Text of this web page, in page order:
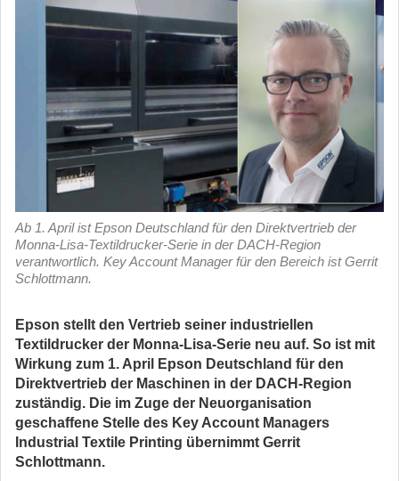
Ab 1. April ist Epson Deutschland für den Direktvertrieb der
Monna-Lisa-Textildrucker-Serie in der DACH-Region
verantwortlich. Key Account Manager für den Bereich ist Gerrit
Schlottmann.
Epson stellt den Vertrieb seiner industriellen
Textildrucker der Monna-Lisa-Serie neu auf. So ist mit
Wirkung zum 1. April Epson Deutschland für den
Direktvertrieb der Maschinen in der DACH-Region
zuständig. Die im Zuge der Neuorganisation
geschaffene Stelle des Key Account Managers
Industrial Textile Printing übernimmt Gerrit
Schlottmann.